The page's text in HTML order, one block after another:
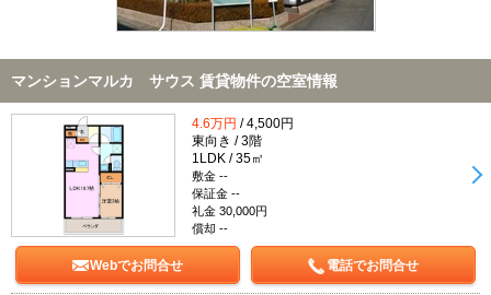
マンションマルカ サウス 賃貸物件の空室情報
4.6万円 / 4,500円
東向き / 3階
1LDK / 35㎡
敷金 --
保証金 --
礼金 30,000円
償却 --
Webでお問合せ 電話でお問合せ